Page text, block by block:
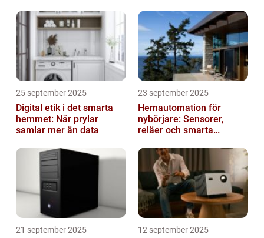
25 september 2025
Digital etik i det smarta
hemmet: När prylar
samlar mer än data
23 september 2025
Hemautomation för
nybörjare: Sensorer,
reläer och smarta
21 september 2025 12 september 2025